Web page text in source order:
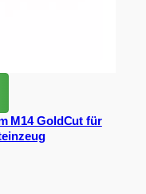
M14 GoldCut für